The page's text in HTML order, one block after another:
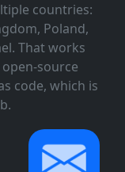
countries:
Poland,
That works
code, which is